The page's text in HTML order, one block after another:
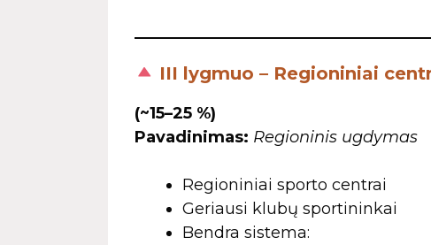
III lygmuo – Regioniniai
(~15–25 %)
Pavadinimas: Regioninis ugdymas
Regioniniai sporto centrai
Geriausi klubų sportininkai
Bendra sistema: